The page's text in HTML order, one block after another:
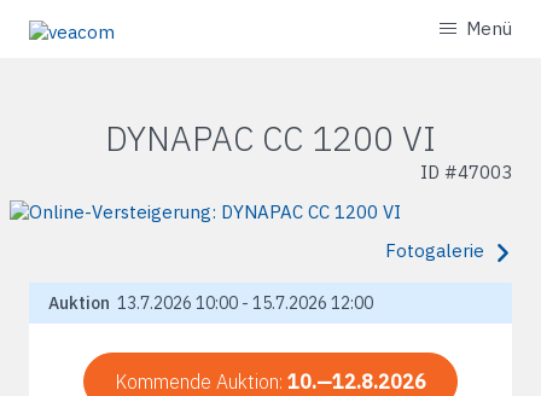
Menü
DYNAPAC CC 1200 VI
ID #47003
Fotogalerie
Auktion 13.7.2026 10:00 - 15.7.2026 12:00
Kommende Auktion: 10.—12.8.2026